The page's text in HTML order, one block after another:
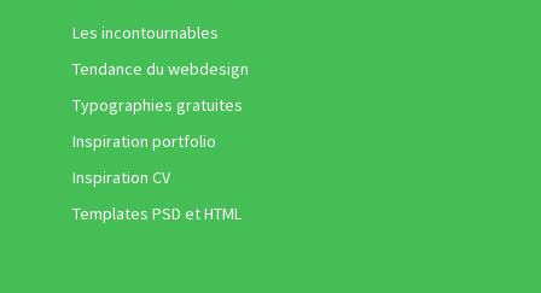
Les incontournables
Tendance du webdesign
Typographies gratuites
Inspiration portfolio
Inspiration CV
Templates PSD et HTML